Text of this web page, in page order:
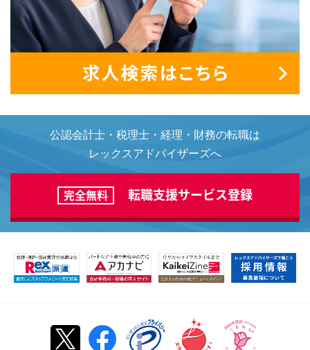
公認会計士・税理士・経理・財務の転職は
レックスアドバイザーズへ
完全無料 転職支援サービス登録